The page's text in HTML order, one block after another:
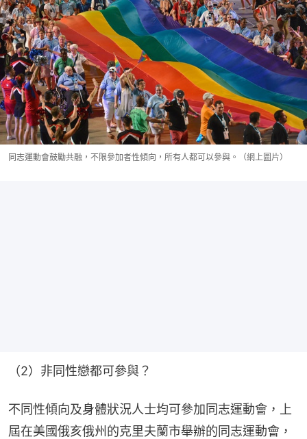
同志運動會鼓勵共融，不限參加者性傾向，所有人都可以參與。（網上圖片）
（2）非同性戀都可參與？
不同性傾向及身體狀況人士均可參加同志運動會，上
屆在美國俄亥俄州的克里夫蘭市舉辦的同志運動會，